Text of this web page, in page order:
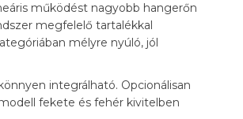
működést nagyobb hangerőn
megfelelő tartalékkal
mélyre nyúló, jól
integrálható. Opcionálisan
fekete és fehér kivitelben